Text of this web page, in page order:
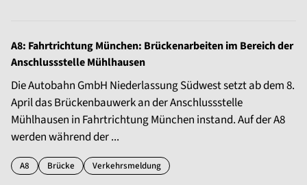
A8: Fahrtrichtung München: Brückenarbeiten im Bereich der
Anschlussstelle Mühlhausen
Die Autobahn GmbH Niederlassung Südwest setzt ab dem 8.
April das Brückenbauwerk an der Anschlussstelle
Mühlhausen in Fahrtrichtung München instand. Auf der A8
werden während der ...
A8 Brücke Verkehrsmeldung